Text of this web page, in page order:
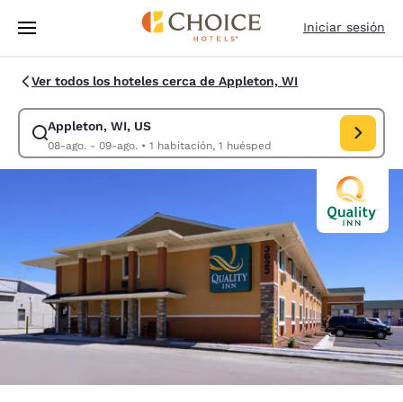
Pasar A Contenido Principal
Iniciar sesión
Ver todos los hoteles cerca de Appleton, WI
Appleton, WI, US
08-ago. - 09-ago.• 1 habitación, 1 huésped
Modificar la búsqueda de Appleton, WI, US. Fecha de check-in 08-